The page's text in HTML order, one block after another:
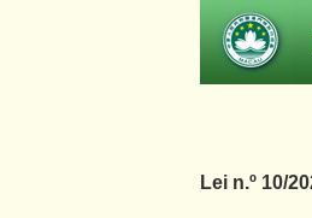
Lei n.º 10/